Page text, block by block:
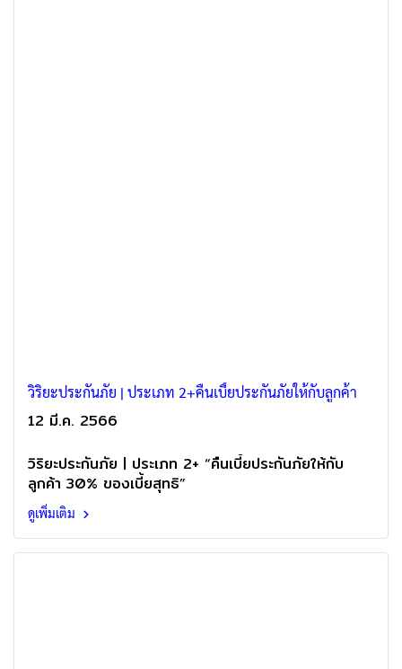
วิริยะประกันภัย | ประเภท 2+คืนเบี้ยประกันภัยให้กับลูกค้า
12 มี.ค. 2566
วิริยะประกันภัย | ประเภท 2+ “คืนเบี้ยประกันภัยให้กับ
ลูกค้า 30% ของเบี้ยสุทธิ”
ดูเพิ่มเติม